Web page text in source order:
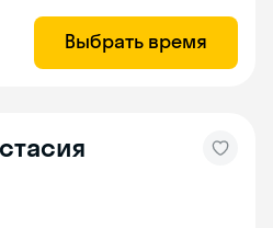
Выбрать время